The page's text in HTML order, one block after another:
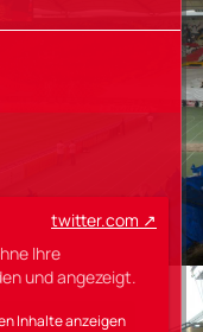
twitter.com
Ihre
und angezeigt.
Inhalte anzeigen